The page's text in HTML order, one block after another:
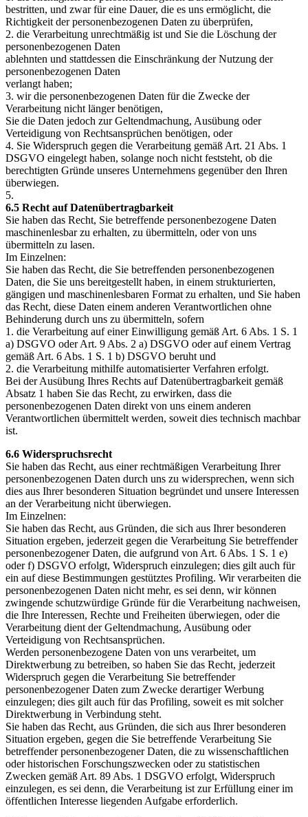
bestritten, und zwar für eine Dauer, die es uns ermöglicht, die
Richtigkeit der personenbezogenen Daten zu überprüfen,
2. die Verarbeitung unrechtmäßig ist und Sie die Löschung der
personenbezogenen Daten
ablehnten und stattdessen die Einschränkung der Nutzung der
personenbezogenen Daten
verlangt haben;
3. wir die personenbezogenen Daten für die Zwecke der
Verarbeitung nicht länger benötigen,
Sie die Daten jedoch zur Geltendmachung, Ausübung oder
Verteidigung von Rechtsansprüchen benötigen, oder
4. Sie Widerspruch gegen die Verarbeitung gemäß Art. 21 Abs. 1
DSGVO eingelegt haben, solange noch nicht feststeht, ob die
berechtigten Gründe unseres Unternehmens gegenüber den Ihren
überwiegen.
5.
6.5 Recht auf Datenübertragbarkeit
Sie haben das Recht, Sie betreffende personenbezogene Daten
maschinenlesbar zu erhalten, zu übermitteln, oder von uns
übermitteln zu lasen.
Im Einzelnen:
Sie haben das Recht, die Sie betreffenden personenbezogenen
Daten, die Sie uns bereitgestellt haben, in einem strukturierten,
gängigen und maschinenlesbaren Format zu erhalten, und Sie haben
das Recht, diese Daten einem anderen Verantwortlichen ohne
Behinderung durch uns zu übermitteln, sofern
1. die Verarbeitung auf einer Einwilligung gemäß Art. 6 Abs. 1 S. 1
a) DSGVO oder Art. 9 Abs. 2 a) DSGVO oder auf einem Vertrag
gemäß Art. 6 Abs. 1 S. 1 b) DSGVO beruht und
2. die Verarbeitung mithilfe automatisierter Verfahren erfolgt.
Bei der Ausübung Ihres Rechts auf Datenübertragbarkeit gemäß
Absatz 1 haben Sie das Recht, zu erwirken, dass die
personenbezogenen Daten direkt von uns einem anderen
Verantwortlichen übermittelt werden, soweit dies technisch machbar
ist.
6.6 Widerspruchsrecht
Sie haben das Recht, aus einer rechtmäßigen Verarbeitung Ihrer
personenbezogenen Daten durch uns zu widersprechen, wenn sich
dies aus Ihrer besonderen Situation begründet und unsere Interessen
an der Verarbeitung nicht überwiegen.
Im Einzelnen:
Sie haben das Recht, aus Gründen, die sich aus Ihrer besonderen
Situation ergeben, jederzeit gegen die Verarbeitung Sie betreffender
personenbezogener Daten, die aufgrund von Art. 6 Abs. 1 S. 1 e)
oder f) DSGVO erfolgt, Widerspruch einzulegen; dies gilt auch für
ein auf diese Bestimmungen gestütztes Profiling. Wir verarbeiten die
personenbezogenen Daten nicht mehr, es sei denn, wir können
zwingende schutzwürdige Gründe für die Verarbeitung nachweisen,
die Ihre Interessen, Rechte und Freiheiten überwiegen, oder die
Verarbeitung dient der Geltendmachung, Ausübung oder
Verteidigung von Rechtsansprüchen.
Werden personenbezogene Daten von uns verarbeitet, um
Direktwerbung zu betreiben, so haben Sie das Recht, jederzeit
Widerspruch gegen die Verarbeitung Sie betreffender
personenbezogener Daten zum Zwecke derartiger Werbung
einzulegen; dies gilt auch für das Profiling, soweit es mit solcher
Direktwerbung in Verbindung steht.
Sie haben das Recht, aus Gründen, die sich aus Ihrer besonderen
Situation ergeben, gegen die Sie betreffende Verarbeitung Sie
betreffender personenbezogener Daten, die zu wissenschaftlichen
oder historischen Forschungszwecken oder zu statistischen
Zwecken gemäß Art. 89 Abs. 1 DSGVO erfolgt, Widerspruch
einzulegen, es sei denn, die Verarbeitung ist zur Erfüllung einer im
öffentlichen Interesse liegenden Aufgabe erforderlich.